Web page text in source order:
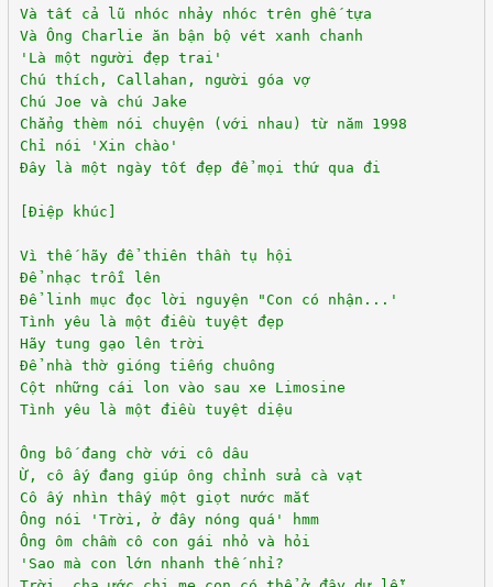
Và tất cả lũ nhóc nhảy nhóc trên ghế tựa
Và Ông Charlie ăn bận bộ vét xanh chanh
'Là một người đẹp trai'
Chú thích, Callahan, người góa vợ
Chú Joe và chú Jake
Chẳng thèm nói chuyện (với nhau) từ năm 1998
Chỉ nói 'Xin chào'
Đây là một ngày tốt đẹp để mọi thứ qua đi
[Điệp khúc]
Vì thế hãy để thiên thần tụ hội
Để nhạc trỗi lên
Để linh mục đọc lời nguyện "Con có nhận...'
Tình yêu là một điều tuyệt đẹp
Hãy tung gạo lên trời
Để nhà thờ gióng tiếng chuông
Cột những cái lon vào sau xe Limosine
Tình yêu là một điều tuyệt diệu
Ông bố đang chờ với cô dâu
Ừ, cô ấy đang giúp ông chỉnh sửa cà vạt
Cô ấy nhìn thấy một giọt nước mắt
Ông nói 'Trời, ở đây nóng quá' hmm
Ông ôm chầm cô con gái nhỏ và hỏi
'Sao mà con lớn nhanh thế nhỉ?